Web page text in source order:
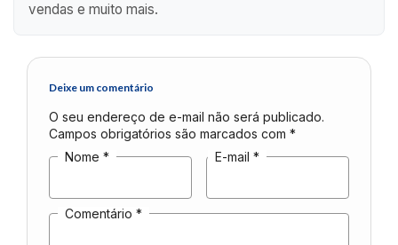
vendas e muito mais.
Deixe um comentário
O seu endereço de e-mail não será publicado.
Campos obrigatórios são marcados com *
Nome * E-mail *
Comentário *